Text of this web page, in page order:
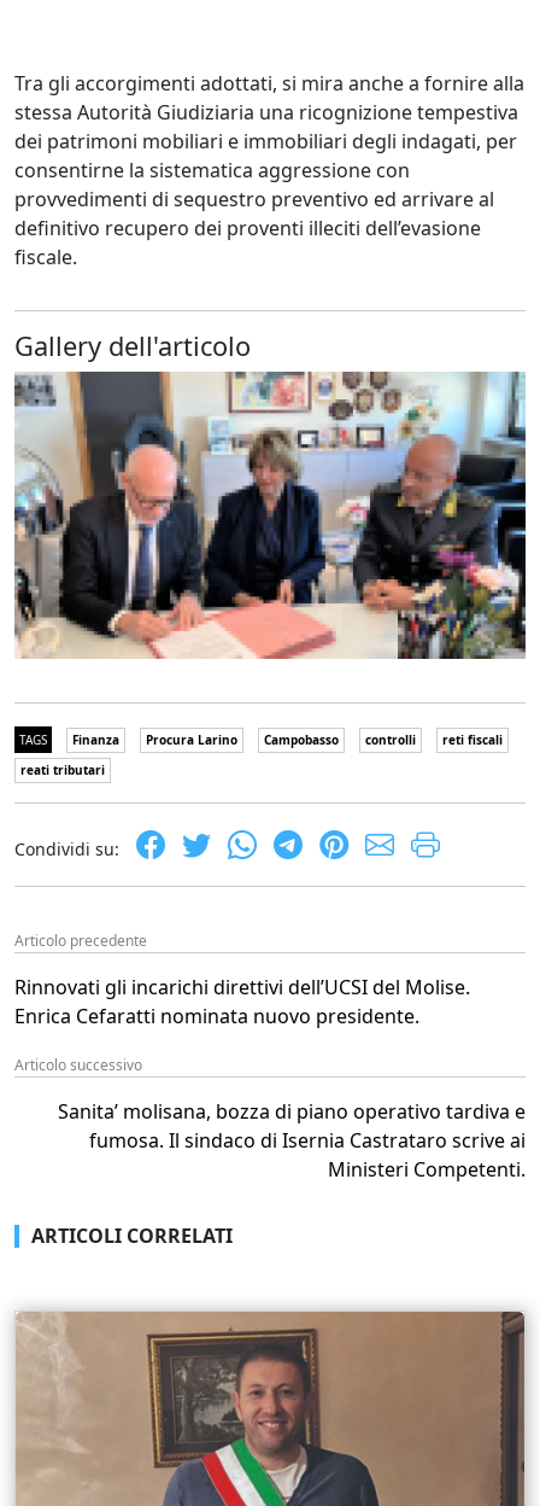
Tra gli accorgimenti adottati, si mira anche a fornire alla
stessa Autorità Giudiziaria una ricognizione tempestiva
dei patrimoni mobiliari e immobiliari degli indagati, per
consentirne la sistematica aggressione con
provvedimenti di sequestro preventivo ed arrivare al
definitivo recupero dei proventi illeciti dell’evasione
fiscale.
Gallery dell'articolo
TAGS Finanza Procura Larino Campobasso controlli
reti fiscali
reati tributari
Condividi su:
Articolo precedente
Rinnovati gli incarichi direttivi dell’UCSI del Molise.
Enrica Cefaratti nominata nuovo presidente.
Articolo successivo
Sanita’ molisana, bozza di piano operativo tardiva e
fumosa. Il sindaco di Isernia Castrataro scrive ai
Ministeri Competenti.
ARTICOLI CORRELATI